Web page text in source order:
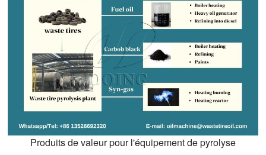
Produits de valeur pour l'équipement de pyrolyse